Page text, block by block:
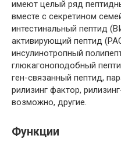
имеют целый ряд
вместе с секретином
интестинальный пептид
активирующий пептид
инсулинотропный
глюкагоноподобный
ген-связанный пептид,
рилизинг фактор,
возможно, другие.
Функции